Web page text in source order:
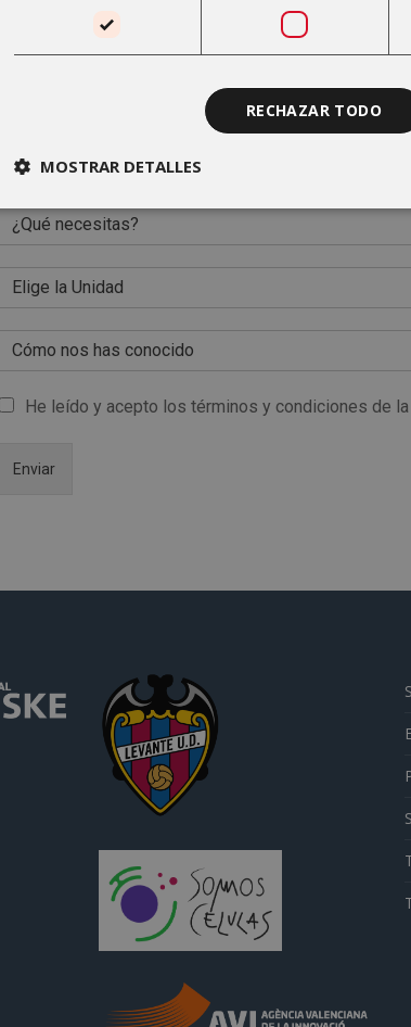
He leído y acepto los términos y condiciones de
Enviar
RECHAZAR TODO
MOSTRAR DETALLES